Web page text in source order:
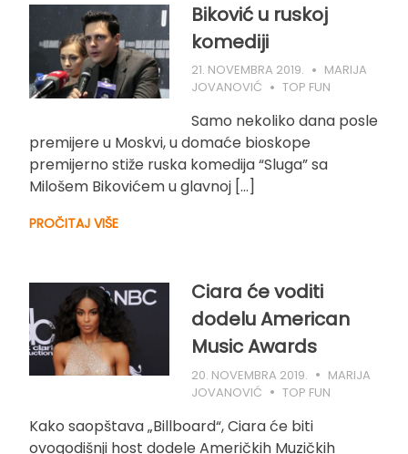
Biković u ruskoj
komediji
21. NOVEMBRA 2019.
MARIJA
JOVANOVIĆ
TOP FUN
Samo nekoliko dana posle
premijere u Moskvi, u domaće bioskope
premijerno stiže ruska komedija “Sluga” sa
Milošem Bikovićem u glavnoj […]
PROČITAJ VIŠE
Ciara će voditi
dodelu American
Music Awards
20. NOVEMBRA 2019.
MARIJA
JOVANOVIĆ
TOP FUN
Kako saopštava „Billboard“, Ciara će biti
ovogodišnji host dodele Američkih Muzičkih